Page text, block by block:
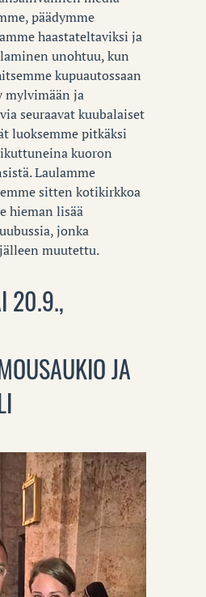
päädymme
haastateltaviksi ja
unohtuu, kun
kupuautossaan
mylvimään ja
seuraavat kuubalaiset
luoksemme pitkäksi
kuoron
Laulamme
sitten kotikirkkoa
hieman lisää
jonka
muutettu.
20.9.,
JA